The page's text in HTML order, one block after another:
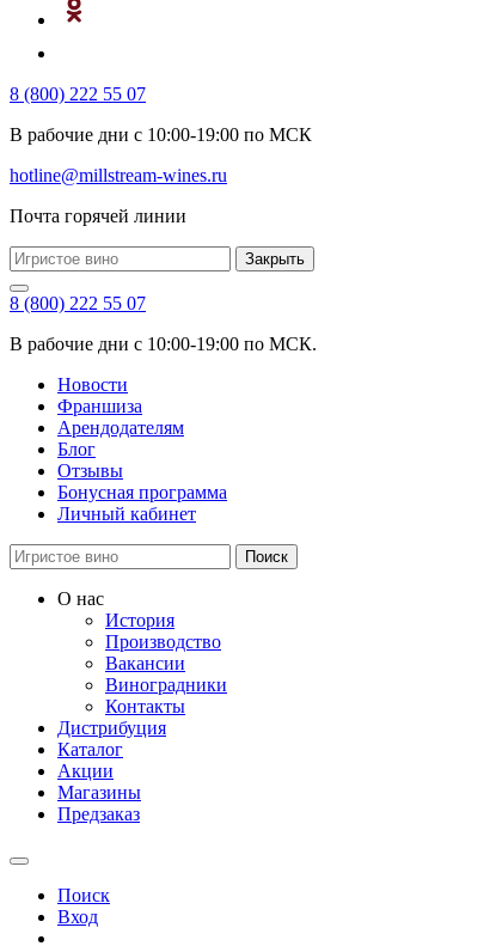
8 (800) 222 55 07
В рабочие дни с 10:00-19:00 по МСК
hotline@millstream-wines.ru
Почта горячей линии
Закрыть
8 (800) 222 55 07
В рабочие дни с 10:00-19:00 по МСК.
Новости
Франшиза
Арендодателям
Блог
Отзывы
Бонусная программа
Личный кабинет
Поиск
О нас
История
Производство
Вакансии
Виноградники
Контакты
Дистрибуция
Каталог
Акции
Магазины
Предзаказ
Поиск
Вход